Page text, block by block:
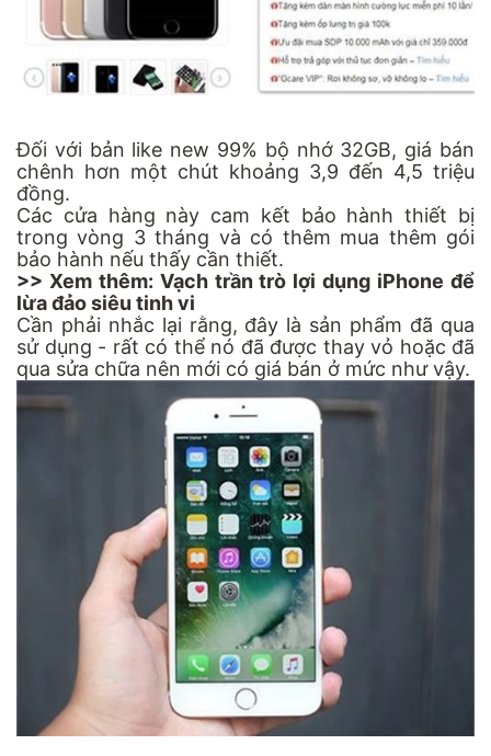
Đối với bản like new 99% bộ nhớ 32GB, giá bán
chênh hơn một chút khoảng 3,9 đến 4,5 triệu
đồng.
Các cửa hàng này cam kết bảo hành thiết bị
trong vòng 3 tháng và có thêm mua thêm gói
bảo hành nếu thấy cần thiết.
>> Xem thêm: Vạch trần trò lợi dụng iPhone để
lừa đảo siêu tinh vi
Cần phải nhắc lại rằng, đây là sản phẩm đã qua
sử dụng - rất có thể nó đã được thay vỏ hoặc đã
qua sửa chữa nên mới có giá bán ở mức như vậy.